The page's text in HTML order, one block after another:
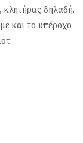
δηλαδή.
και το υπέροχο